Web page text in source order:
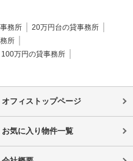
務所
20万円台の貸事務所
所
万円の貸事務所
オフィストップページ
お気に入り物件一覧